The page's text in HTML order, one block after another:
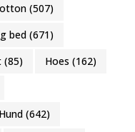
(507)
bed (671)
(85) Hoes (162)
Hund (642)